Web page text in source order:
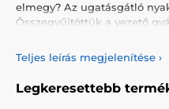
elmegy? Az ugatásgátló
Összegyűjtöttük a vezető
fontos tényező a vízállóság.
nyakörvek esetében
nem zavarja őket még a
sem.
Teljes leírás megjelenítése ›
Legkeresettebb